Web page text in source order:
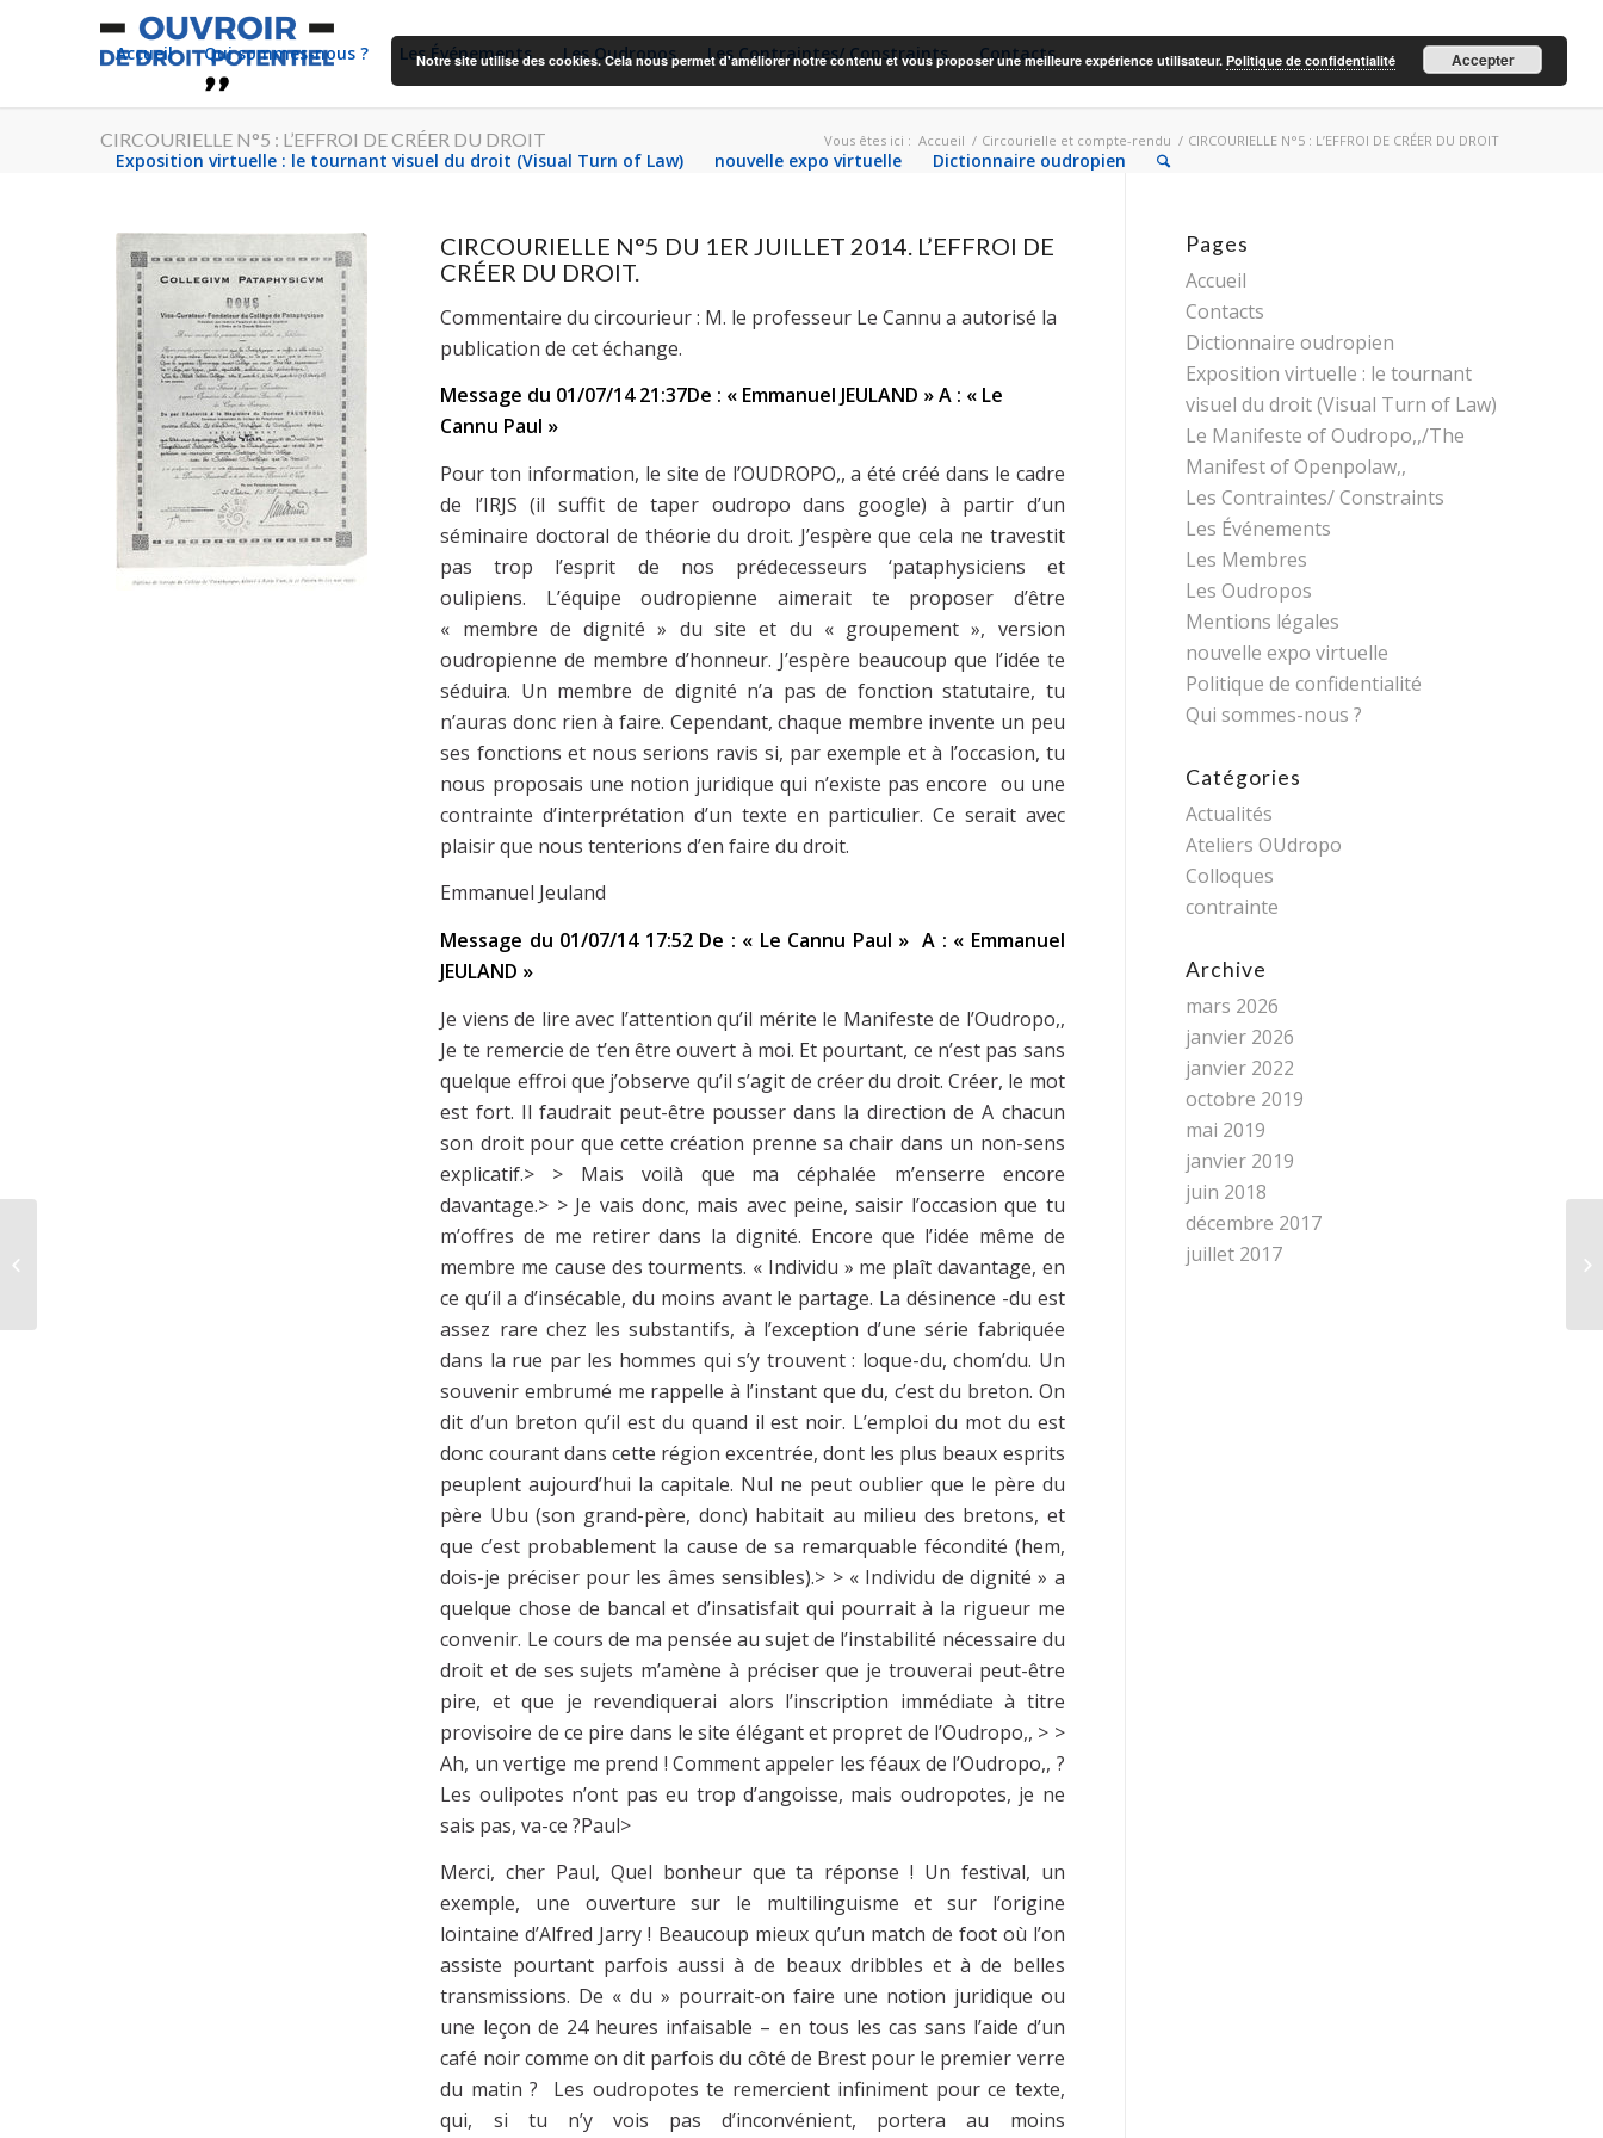
Accueil Qui sommes-nous ? Les Événements Les Oudropos Les Contraintes/ Constraints Contacts
Exposition virtuelle : le tournant visuel du droit (Visual Turn of Law) nouvelle expo virtuelle Dictionnaire oudropien
CIRCOURIELLE N°5 : L’EFFROI DE CRÉER DU DROIT Vous êtes ici : Accueil / Circourielle et compte-rendu / CIRCOURIELLE N°5 : L’EFFROI DE CRÉER DU DROIT
CIRCOURIELLE N°5 DU 1ER JUILLET 2014. L’EFFROI DE
CRÉER DU DROIT.
Commentaire du circourieur : M. le professeur Le Cannu a autorisé la
publication de cet échange.
Message du 01/07/14 21:37De : « Emmanuel JEULAND » A : « Le
Cannu Paul »
Pour ton information, le site de l’OUDROPO,, a été créé dans le cadre
de l’IRJS (il suffit de taper oudropo dans google) à partir d’un
séminaire doctoral de théorie du droit. J’espère que cela ne travestit
pas trop l’esprit de nos prédecesseurs ‘pataphysiciens et
oulipiens. L’équipe oudropienne aimerait te proposer d’être
« membre de dignité » du site et du « groupement », version
oudropienne de membre d’honneur. J’espère beaucoup que l’idée te
séduira. Un membre de dignité n’a pas de fonction statutaire, tu
n’auras donc rien à faire. Cependant, chaque membre invente un peu
ses fonctions et nous serions ravis si, par exemple et à l’occasion, tu
nous proposais une notion juridique qui n’existe pas encore ou une
contrainte d’interprétation d’un texte en particulier. Ce serait avec
plaisir que nous tenterions d’en faire du droit.
Emmanuel Jeuland
Message du 01/07/14 17:52 De : « Le Cannu Paul » A : « Emmanuel
JEULAND »
Je viens de lire avec l’attention qu’il mérite le Manifeste de l’Oudropo,,
Je te remercie de t’en être ouvert à moi. Et pourtant, ce n’est pas sans
quelque effroi que j’observe qu’il s’agit de créer du droit. Créer, le mot
est fort. Il faudrait peut-être pousser dans la direction de A chacun
son droit pour que cette création prenne sa chair dans un non-sens
explicatif.> > Mais voilà que ma céphalée m’enserre encore
davantage.> > Je vais donc, mais avec peine, saisir l’occasion que tu
m’offres de me retirer dans la dignité. Encore que l’idée même de
membre me cause des tourments. « Individu » me plaît davantage, en
ce qu’il a d’insécable, du moins avant le partage. La désinence -du est
assez rare chez les substantifs, à l’exception d’une série fabriquée
dans la rue par les hommes qui s’y trouvent : loque-du, chom’du. Un
souvenir embrumé me rappelle à l’instant que du, c’est du breton. On
dit d’un breton qu’il est du quand il est noir. L’emploi du mot du est
donc courant dans cette région excentrée, dont les plus beaux esprits
peuplent aujourd’hui la capitale. Nul ne peut oublier que le père du
père Ubu (son grand-père, donc) habitait au milieu des bretons, et
que c’est probablement la cause de sa remarquable fécondité (hem,
dois-je préciser pour les âmes sensibles).> > « Individu de dignité » a
quelque chose de bancal et d’insatisfait qui pourrait à la rigueur me
convenir. Le cours de ma pensée au sujet de l’instabilité nécessaire du
droit et de ses sujets m’amène à préciser que je trouverai peut-être
pire, et que je revendiquerai alors l’inscription immédiate à titre
provisoire de ce pire dans le site élégant et propret de l’Oudropo,, > >
Ah, un vertige me prend ! Comment appeler les féaux de l’Oudropo,, ?
Les oulipotes n’ont pas eu trop d’angoisse, mais oudropotes, je ne
sais pas, va-ce ?Paul>
Merci, cher Paul, Quel bonheur que ta réponse ! Un festival, un
exemple, une ouverture sur le multilinguisme et sur l’origine
lointaine d’Alfred Jarry ! Beaucoup mieux qu’un match de foot où l’on
assiste pourtant parfois aussi à de beaux dribbles et à de belles
transmissions. De « du » pourrait-on faire une notion juridique ou
une leçon de 24 heures infaisable – en tous les cas sans l’aide d’un
café noir comme on dit parfois du côté de Brest pour le premier verre
du matin ? Les oudropotes te remercient infiniment pour ce texte,
qui, si tu n’y vois pas d’inconvénient, portera au moins
Pages
Accueil
Contacts
Dictionnaire oudropien
Exposition virtuelle : le tournant
visuel du droit (Visual Turn of Law)
Le Manifeste of Oudropo,,/The
Manifest of Openpolaw,,
Les Contraintes/ Constraints
Les Événements
Les Membres
Les Oudropos
Mentions légales
nouvelle expo virtuelle
Politique de confidentialité
Qui sommes-nous ?
Catégories
Actualités
Ateliers OUdropo
Colloques
contrainte
Archive
mars 2026
janvier 2026
janvier 2022
octobre 2019
mai 2019
janvier 2019
juin 2018
décembre 2017
juillet 2017
Notre site utilise des cookies. Cela nous permet d'améliorer notre contenu et vous proposer une meilleure expérience utilisateur. Politique de confidentialité Accepter